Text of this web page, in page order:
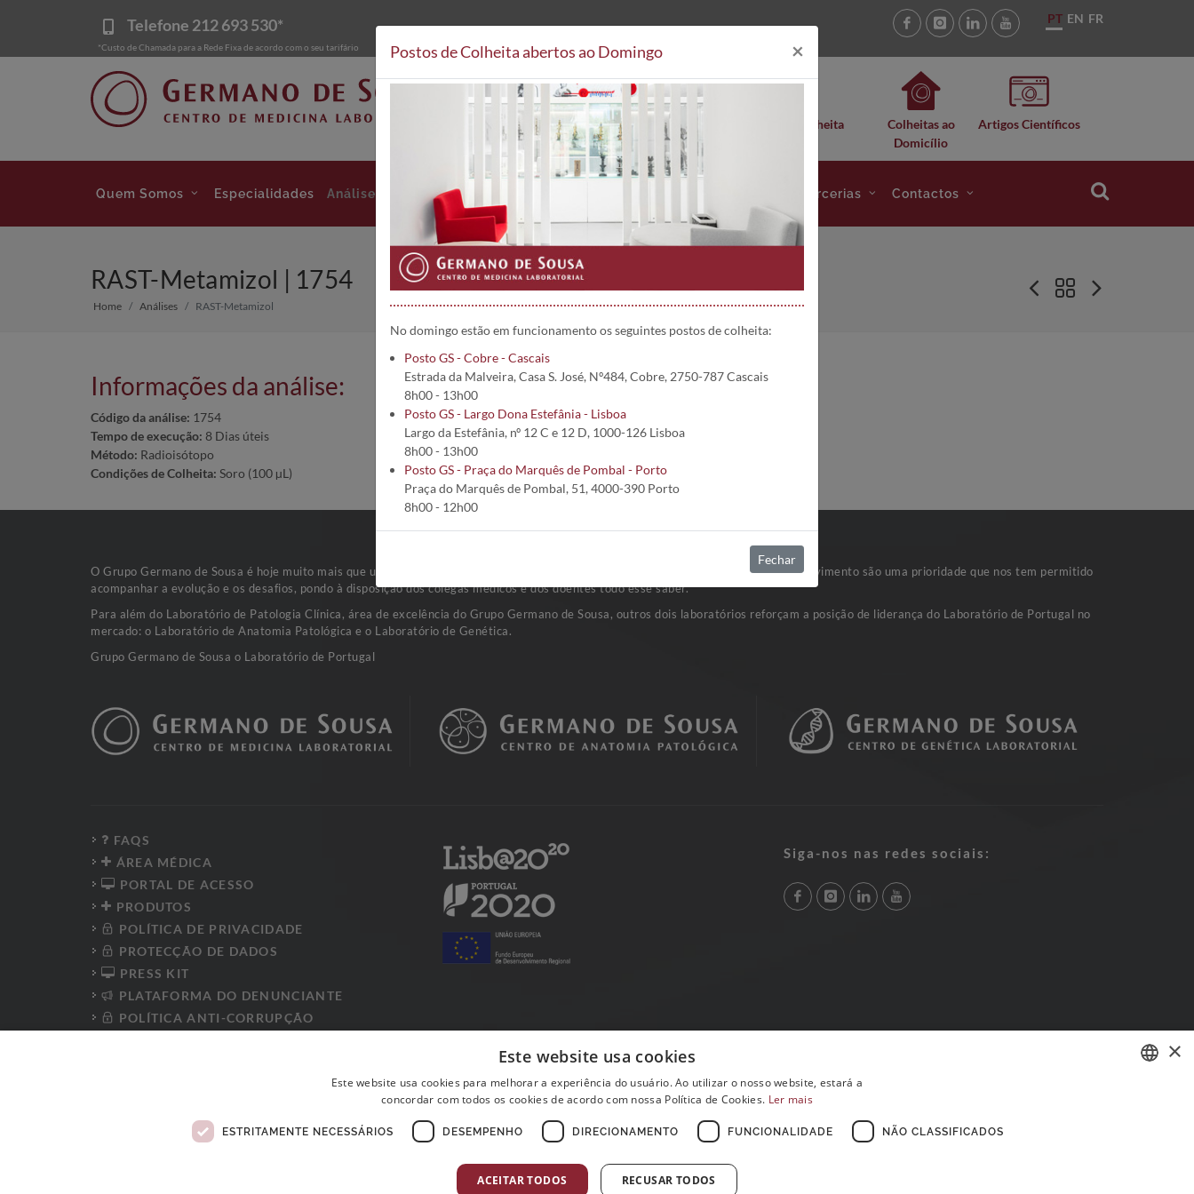
Telefone 212 693 530*
*Custo de Chamada para a Rede Fixa de acordo com o seu tarifário
PT EN FR
Análises Clínicas Postos de Colheita
Colheitas ao
Domicílio
Artigos Científicos
Quem Somos Especialidades Análises Áreas Clínicas Projetos e Parcerias Contactos
RAST-Metamizol | 1754
Home Análises RAST-Metamizol
Informações da análise:
Código da análise: 1754
Tempo de execução: 8 Dias úteis
Método: Radioisótopo
Condições de Colheita: Soro (100 µL)
O Grupo Germano de Sousa é hoje muito mais que uma vasta rede de Laboratórios de Patologia Clínica. A investigação e o desenvolvimento são uma prioridade que nos tem permitido
acompanhar a evolução e os desafios, pondo à disposição dos colegas médicos e dos doentes todo esse saber.
Para além do Laboratório de Patologia Clínica, área de excelência do Grupo Germano de Sousa, outros dois laboratórios reforçam a posição de liderança do Laboratório de Portugal no
mercado: o Laboratório de Anatomia Patológica e o Laboratório de Genética.
Grupo Germano de Sousa o Laboratório de Portugal
FAQS
ÁREA MÉDICA
PORTAL DE ACESSO
PRODUTOS
POLÍTICA DE PRIVACIDADE
PROTECÇÃO DE DADOS
PRESS KIT
PLATAFORMA DO DENUNCIANTE
POLÍTICA ANTI-CORRUPÇÃO
Siga-nos nas redes sociais:
Postos de Colheita abertos ao Domingo ×
No domingo estão em funcionamento os seguintes postos de colheita:
Posto GS - Cobre - Cascais
Estrada da Malveira, Casa S. José, Nº484, Cobre, 2750-787 Cascais
8h00 - 13h00
Posto GS - Largo Dona Estefânia - Lisboa
Largo da Estefânia, nº 12 C e 12 D, 1000-126 Lisboa
8h00 - 13h00
Posto GS - Praça do Marquês de Pombal - Porto
Praça do Marquês de Pombal, 51, 4000-390 Porto
8h00 - 12h00
Fechar
×
Este website usa cookies
Este website usa cookies para melhorar a experiência do usuário. Ao utilizar o nosso website, estará a
concordar com todos os cookies de acordo com nossa Política de Cookies. Ler mais
ESTRITAMENTE NECESSÁRIOS DESEMPENHO DIRECIONAMENTO FUNCIONALIDADE NÃO CLASSIFICADOS
ACEITAR TODOS RECUSAR TODOS